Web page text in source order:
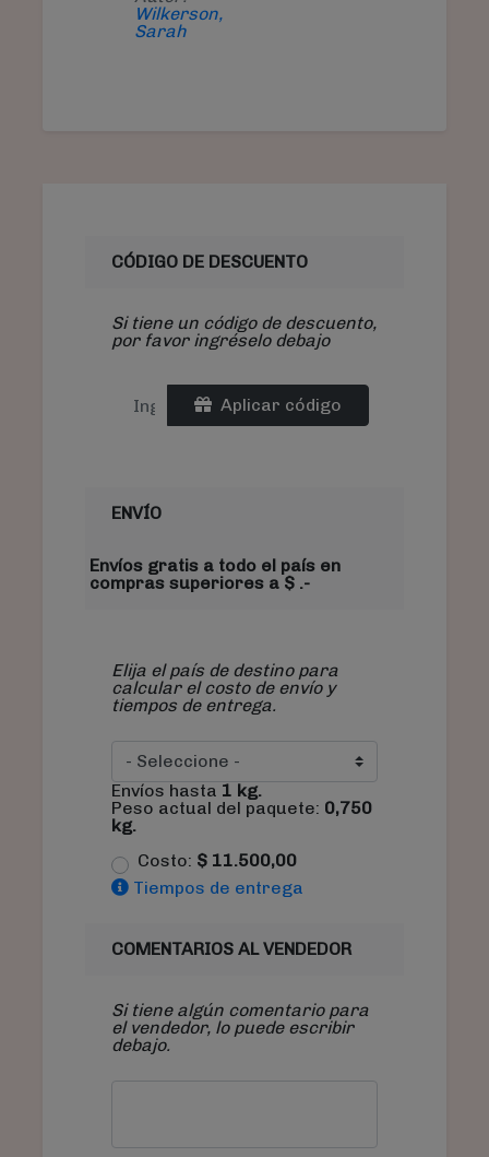
Wilkerson,
Sarah
CÓDIGO DE DESCUENTO
Si tiene un código de descuento,
por favor ingréselo debajo
Aplicar código
ENVÍO
Envíos gratis a todo el país en
compras superiores a $ .-
Elija el país de destino para
calcular el costo de envío y
tiempos de entrega.
Envíos hasta 1 kg.
Peso actual del paquete: 0,750
kg.
Costo: $ 11.500,00
Tiempos de entrega
COMENTARIOS AL VENDEDOR
Si tiene algún comentario para
el vendedor, lo puede escribir
debajo.